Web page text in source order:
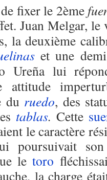
fixer le 2ème
Juan Melgar,
la deuxième
et une
Ureña lui
attitude
du ruedo, des
tablas. Cette
le caractère
poursuivait
letoro
la charge